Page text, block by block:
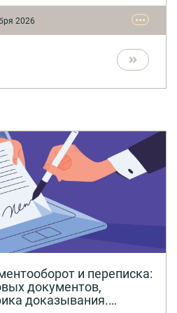
2026 •••
и переписка:
документов,
доказывания.